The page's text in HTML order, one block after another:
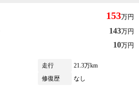
153万円
143万円
10万円
走行
21.3万km
修復歴
なし